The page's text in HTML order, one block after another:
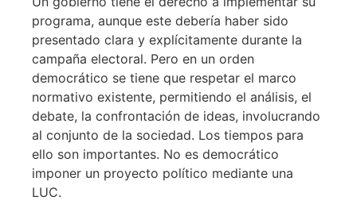
programa, aunque este debería haber sido
presentado clara y explícitamente durante la
campaña electoral. Pero en un orden
democrático se tiene que respetar el marco
normativo existente, permitiendo el análisis, el
debate, la confrontación de ideas, involucrando
al conjunto de la sociedad. Los tiempos para
ello son importantes. No es democrático
imponer un proyecto político mediante una
LUC.